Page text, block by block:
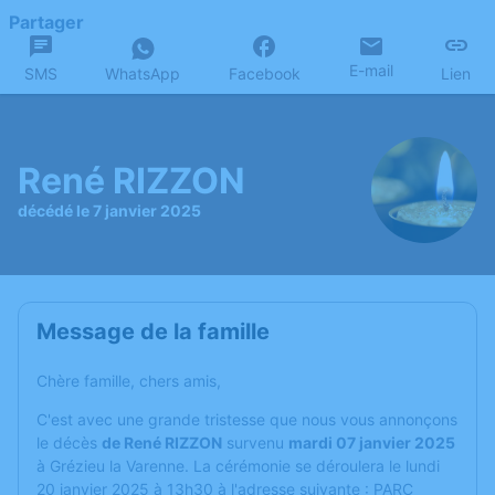
Partager
SMS WhatsApp Facebook E-mail Lien
René RIZZON
décédé le 7 janvier 2025
Message de la famille
Chère famille, chers amis,
C'est avec une grande tristesse que nous vous annonçons
le décès de René RIZZON survenu mardi 07 janvier 2025
à Grézieu la Varenne. La cérémonie se déroulera le lundi
20 janvier 2025 à 13h30 à l'adresse suivante : PARC